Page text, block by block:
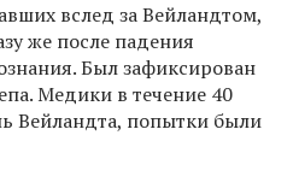
вслед за Вейландтом,
же после падения
Был зафиксирован
Медики в течение 40
Вейландта, попытки были